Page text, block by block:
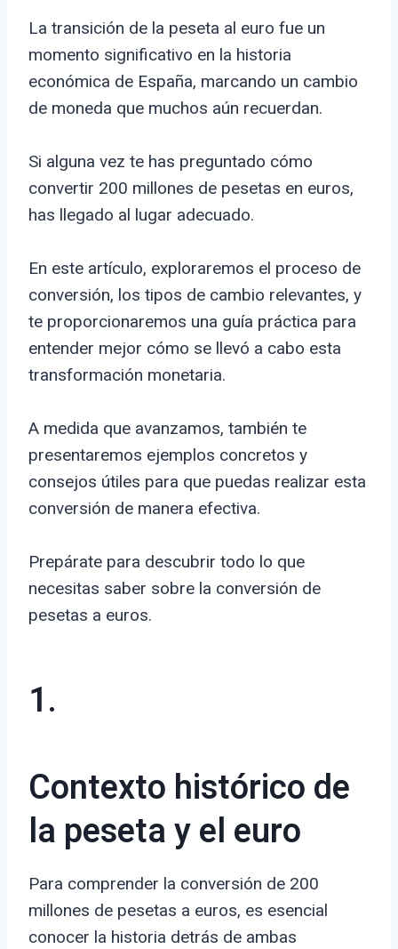
La transición de la peseta al euro fue un
momento significativo en la historia
económica de España, marcando un cambio
de moneda que muchos aún recuerdan.
Si alguna vez te has preguntado cómo
convertir 200 millones de pesetas en euros,
has llegado al lugar adecuado.
En este artículo, exploraremos el proceso de
conversión, los tipos de cambio relevantes, y
te proporcionaremos una guía práctica para
entender mejor cómo se llevó a cabo esta
transformación monetaria.
A medida que avanzamos, también te
presentaremos ejemplos concretos y
consejos útiles para que puedas realizar esta
conversión de manera efectiva.
Prepárate para descubrir todo lo que
necesitas saber sobre la conversión de
pesetas a euros.
1.
Contexto histórico de
la peseta y el euro
Para comprender la conversión de 200
millones de pesetas a euros, es esencial
conocer la historia detrás de ambas